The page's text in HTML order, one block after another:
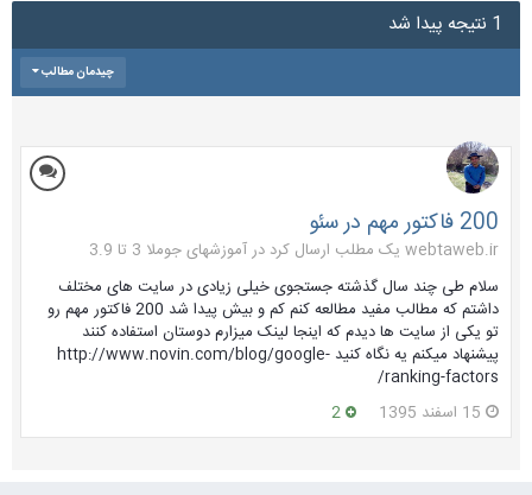
1 نتیجه پیدا شد
چیدمان مطالب
200 فاکتور مهم در سئو
webtaweb.ir یک مطلب ارسال کرد در
آموزشهای جوملا 3 تا 3.9
سلام طی چند سال گذشته جستجوی خیلی زیادی در سایت های مختلف
داشتم که مطالب مفید مطالعه کنم کم و بیش پیدا شد 200 فاکتور مهم رو
تو یکی از سایت ها دیدم که اینجا لینک میزارم دوستان استفاده کنند
پیشنهاد میکنم یه نگاه کنید http://www.novin.com/blog/google-
ranking-factors/
15 اسفند 1395